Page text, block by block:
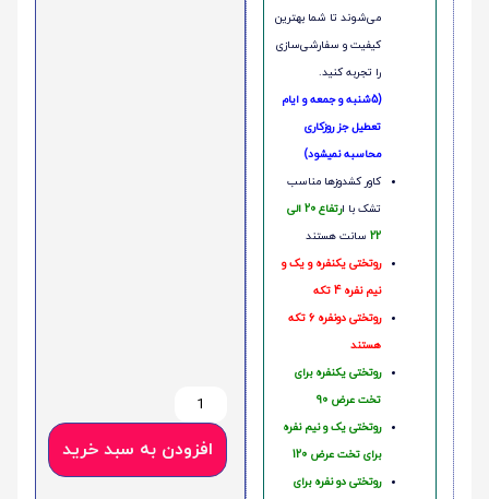
می‌شوند تا شما بهترین
کیفیت و سفارشی‌سازی
را تجربه کنید.
(5شنبه و جمعه و ایام
تعطیل جز روزکاری
محاسبه نمیشود)
کاور کشدوزها مناسب
تشک با ا
رتفاع 20 الی
22 سانت هستند
روتختی یکنفره و یک و
نیم نفره 4 تکه
روتختی دونفره 6 تکه
هستند
روتختی یکنفره برای
تخت عرض 90
روتختی یک و نیم نفره
برای تخت عرض 120
روتختی دو نفره برای
افزودن به سبد خرید